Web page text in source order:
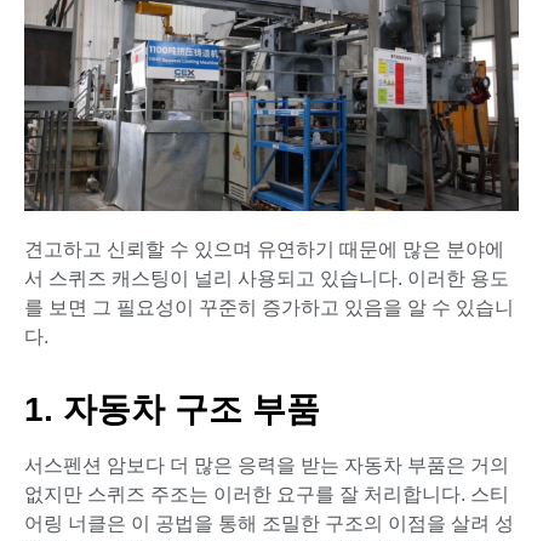
견고하고 신뢰할 수 있으며 유연하기 때문에 많은 분야에
서 스퀴즈 캐스팅이 널리 사용되고 있습니다. 이러한 용도
를 보면 그 필요성이 꾸준히 증가하고 있음을 알 수 있습니
다.
1. 자동차 구조 부품
서스펜션 암보다 더 많은 응력을 받는 자동차 부품은 거의
없지만 스퀴즈 주조는 이러한 요구를 잘 처리합니다. 스티
어링 너클은 이 공법을 통해 조밀한 구조의 이점을 살려 성